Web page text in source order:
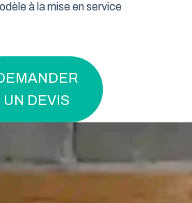
à la mise en service
UN DEVIS